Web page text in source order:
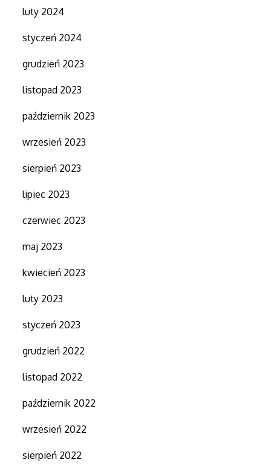
luty 2024
styczeń 2024
grudzień 2023
listopad 2023
październik 2023
wrzesień 2023
sierpień 2023
lipiec 2023
czerwiec 2023
maj 2023
kwiecień 2023
luty 2023
styczeń 2023
grudzień 2022
listopad 2022
październik 2022
wrzesień 2022
sierpień 2022